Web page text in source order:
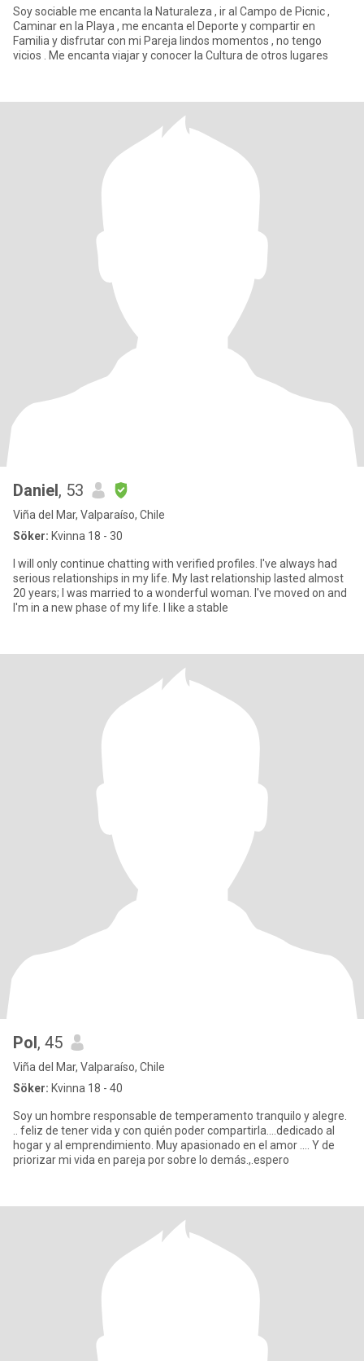
Soy sociable me encanta la Naturaleza , ir al Campo de Picnic ,
Caminar en la Playa , me encanta el Deporte y compartir en
Familia y disfrutar con mi Pareja lindos momentos , no tengo
vicios . Me encanta viajar y conocer la Cultura de otros lugares
Daniel, 53
Viña del Mar, Valparaíso, Chile
Söker: Kvinna 18 - 30
I will only continue chatting with verified profiles. I've always had
serious relationships in my life. My last relationship lasted almost
20 years; I was married to a wonderful woman. I've moved on and
I'm in a new phase of my life. I like a stable
Pol, 45
Viña del Mar, Valparaíso, Chile
Söker: Kvinna 18 - 40
Soy un hombre responsable de temperamento tranquilo y alegre.
.. feliz de tener vida y con quién poder compartirla....dedicado al
hogar y al emprendimiento. Muy apasionado en el amor .... Y de
priorizar mi vida en pareja por sobre lo demás.,.espero